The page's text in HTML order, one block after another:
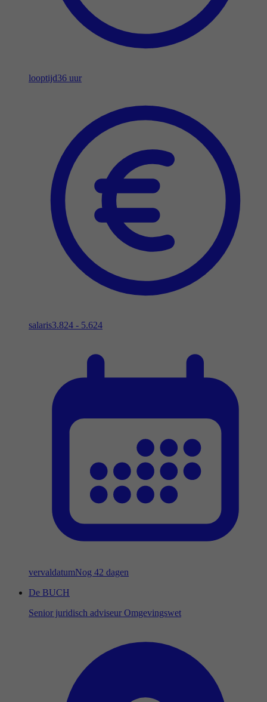
looptijd36 uur
salaris3.824 - 5.624
vervaldatumNog 42 dagen
De BUCH
Senior juridisch adviseur Omgevingswet